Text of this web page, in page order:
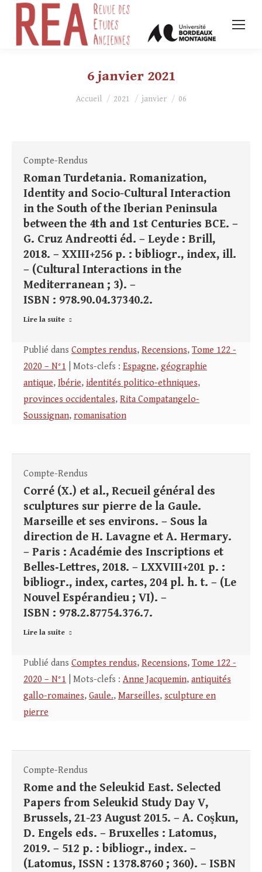
6 janvier 2021
Vous êtes ici :
Accueil 2021 janvier 06
Compte-Rendus
Roman Turdetania. Romanization,
Identity and Socio-Cultural Interaction
in the South of the Iberian Peninsula
between the 4th and 1st Centuries BCE. –
G. Cruz Andreotti éd. – Leyde : Brill,
2018. – XXIII+256 p. : bibliogr., index, ill.
– (Cultural Interactions in the
Mediterranean ; 3). –
ISBN : 978.90.04.37340.2.
Lire la suite
Publié dans Comptes rendus, Recensions, Tome 122 -
2020 – N°1 | Mots-clefs : Espagne, géographie
antique, Ibérie, identités politico-ethniques,
provinces occidentales, Rita Compatangelo-
Soussignan, romanisation
Compte-Rendus
Corré (X.) et al., Recueil général des
sculptures sur pierre de la Gaule.
Marseille et ses environs. – Sous la
direction de H. Lavagne et A. Hermary.
– Paris : Académie des Inscriptions et
Belles‑Lettres, 2018. – LXXVIII+201 p. :
bibliogr., index, cartes, 204 pl. h. t. – (Le
Nouvel Espérandieu ; VI). –
ISBN : 978.2.87754.376.7.
Lire la suite
Publié dans Comptes rendus, Recensions, Tome 122 -
2020 – N°1 | Mots-clefs : Anne Jacquemin, antiquités
gallo-romaines, Gaule., Marseilles, sculpture en
pierre
Compte-Rendus
Rome and the Seleukid East. Selected
Papers from Seleukid Study Day V,
Brussels, 21-23 August 2015. – A. Coşkun,
D. Engels eds. – Bruxelles : Latomus,
2019. – 512 p. : bibliogr., index. –
(Latomus, ISSN : 1378.8760 ; 360). – ISBN